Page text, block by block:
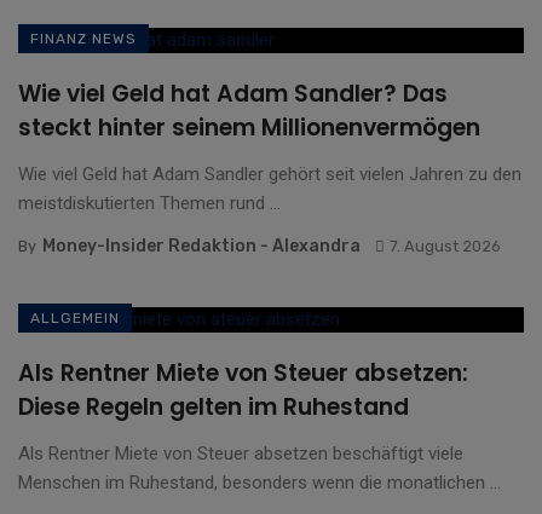
FINANZ NEWS
Wie viel Geld hat Adam Sandler? Das
steckt hinter seinem Millionenvermögen
Wie viel Geld hat Adam Sandler gehört seit vielen Jahren zu den
meistdiskutierten Themen rund ...
By Money-Insider Redaktion - Alexandra 7. August 2026
ALLGEMEIN
Als Rentner Miete von Steuer absetzen:
Diese Regeln gelten im Ruhestand
Als Rentner Miete von Steuer absetzen beschäftigt viele
Menschen im Ruhestand, besonders wenn die monatlichen ...